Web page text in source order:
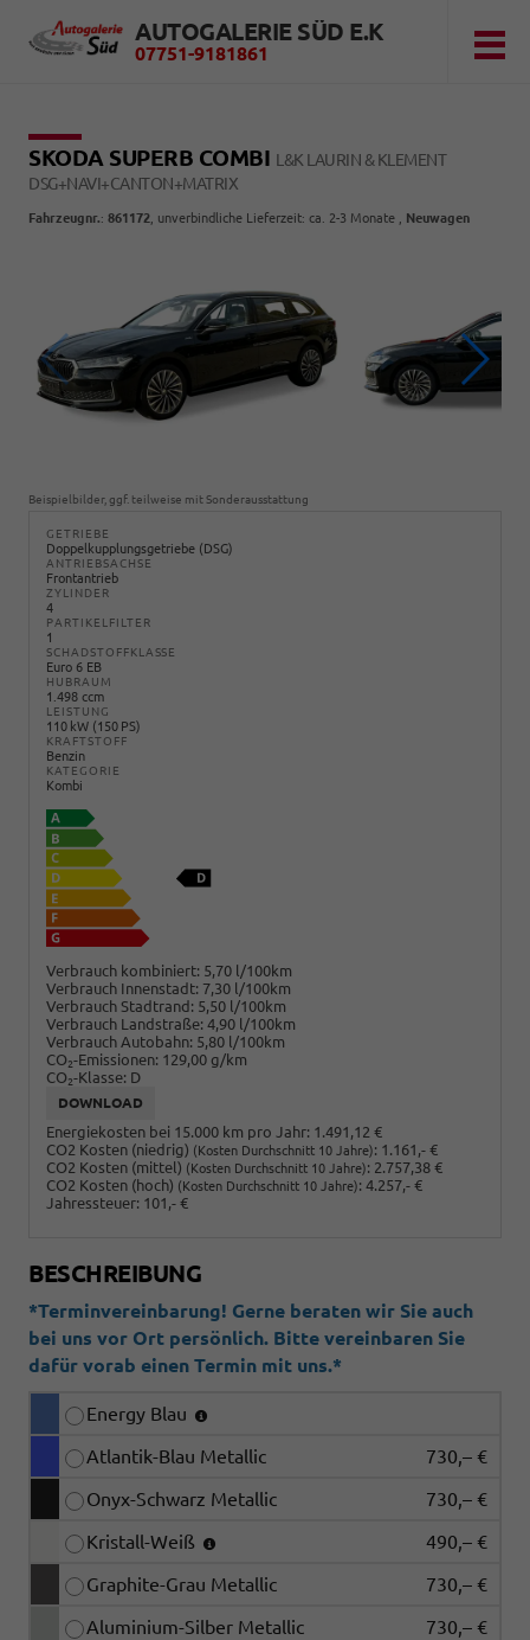
AUTOGALERIE SÜD E.K
07751-9181861
SKODA SUPERB COMBI L&K LAURIN & KLEMENT
DSG+NAVI+CANTON+MATRIX
Fahrzeugnr.: 861172 , unverbindliche Lieferzeit: ca. 2-3 Monate , Neuwagen
Beispielbilder, ggf. teilweise mit Sonderausstattung
GETRIEBE
Doppelkupplungsgetriebe (DSG)
ANTRIEBSACHSE
Frontantrieb
ZYLINDER
4
PARTIKELFILTER
1
SCHADSTOFFKLASSE
Euro 6 EB
HUBRAUM
1.498 ccm
LEISTUNG
110 kW (150 PS)
KRAFTSTOFF
Benzin
KATEGORIE
Kombi
Verbrauch kombiniert: 5,70 l/100km
Verbrauch Innenstadt: 7,30 l/100km
Verbrauch Stadtrand: 5,50 l/100km
Verbrauch Landstraße: 4,90 l/100km
Verbrauch Autobahn: 5,80 l/100km
CO2-Emissionen: 129,00 g/km
CO2-Klasse: D
DOWNLOAD
Energiekosten bei 15.000 km pro Jahr: 1.491,12 €
CO2 Kosten (niedrig) (Kosten Durchschnitt 10 Jahre): 1.161,- €
CO2 Kosten (mittel) (Kosten Durchschnitt 10 Jahre): 2.757,38 €
CO2 Kosten (hoch) (Kosten Durchschnitt 10 Jahre): 4.257,- €
Jahressteuer: 101,- €
BESCHREIBUNG
*Terminvereinbarung! Gerne beraten wir Sie auch
bei uns vor Ort persönlich. Bitte vereinbaren Sie
dafür vorab einen Termin mit uns.*
Energy Blau
Atlantik-Blau Metallic
730,– €
Onyx-Schwarz Metallic
730,– €
Kristall-Weiß
490,– €
Graphite-Grau Metallic
730,– €
Aluminium-Silber Metallic
730,– €